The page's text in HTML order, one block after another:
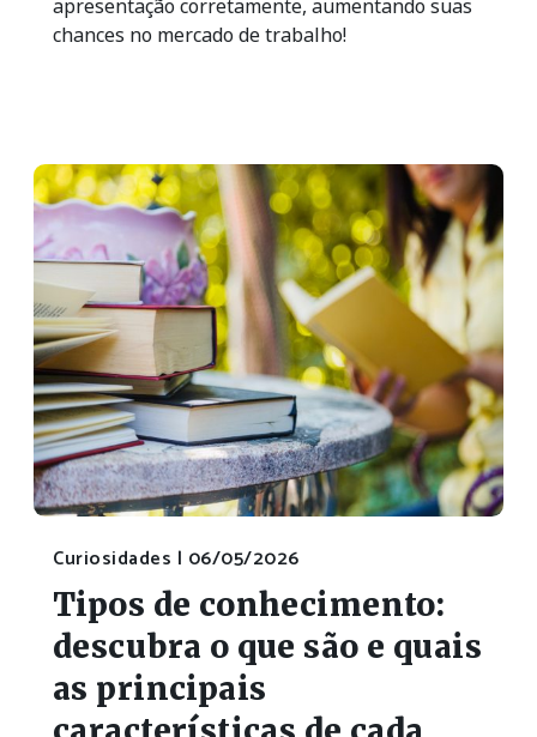
apresentação corretamente, aumentando suas
chances no mercado de trabalho!
Curiosidades | 06/05/2026
Tipos de conhecimento:
descubra o que são e quais
as principais